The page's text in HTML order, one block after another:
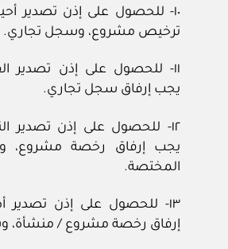
١٠- للحصول على إذن تصدير
ترخيص مشروع، وسجل تجاري.
١١- للحصول على إذن تصدير
يجب إرفاق سجل تجاري.
١٢- للحصول على إذن تصدير
يجب إرفاق رخصة مشروع،
المختصة.
١٣- للحصول على إذن تصدير
إرفاق رخصة مشروع / منشأة،